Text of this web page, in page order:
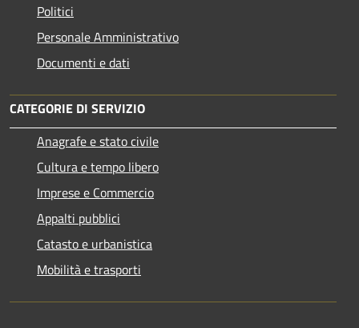
Politici
Personale Amministrativo
Documenti e dati
CATEGORIE DI SERVIZIO
Anagrafe e stato civile
Cultura e tempo libero
Imprese e Commercio
Appalti pubblici
Catasto e urbanistica
Mobilità e trasporti